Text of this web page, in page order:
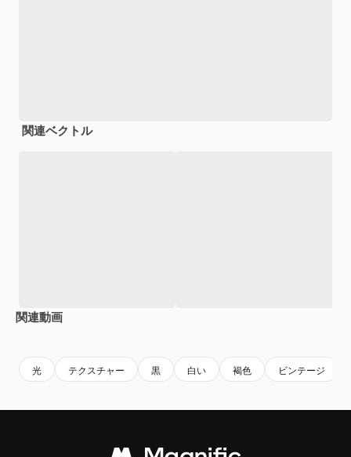
関連ベクトル
関連動画
光 テクスチャー 黒 白い 褐色 ビンテージ